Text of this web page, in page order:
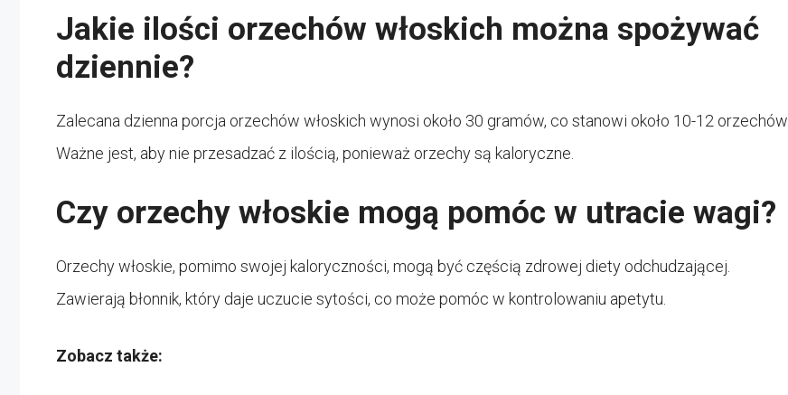
Jakie ilości orzechów włoskich można spożywać
dziennie?
Zalecana dzienna porcja orzechów włoskich wynosi około 30 gramów, co stanowi około 10-12 orzechów.
Ważne jest, aby nie przesadzać z ilością, ponieważ orzechy są kaloryczne.
Czy orzechy włoskie mogą pomóc w utracie wagi?
Orzechy włoskie, pomimo swojej kaloryczności, mogą być częścią zdrowej diety odchudzającej.
Zawierają błonnik, który daje uczucie sytości, co może pomóc w kontrolowaniu apetytu.
Zobacz także: